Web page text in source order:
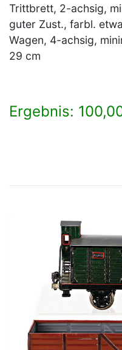
Trittbrett, 2-achsig,
guter Zust., farbl.
Wagen, 4-achsig,
29 cm
Ergebnis: